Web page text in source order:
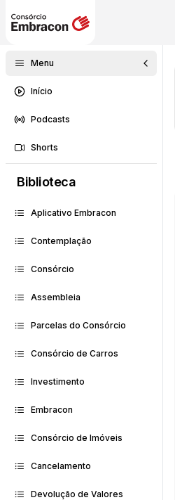
Menu
Início
Podcasts
Shorts
Biblioteca
Aplicativo Embracon
Contemplação
Consórcio
Assembleia
Parcelas do Consórcio
Consórcio de Carros
Investimento
Embracon
Consórcio de Imóveis
Cancelamento
Devolução de Valores